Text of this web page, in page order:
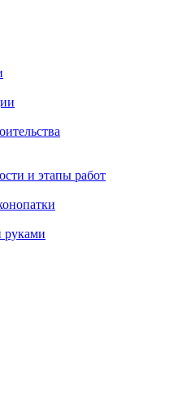
и этапы работ
руками